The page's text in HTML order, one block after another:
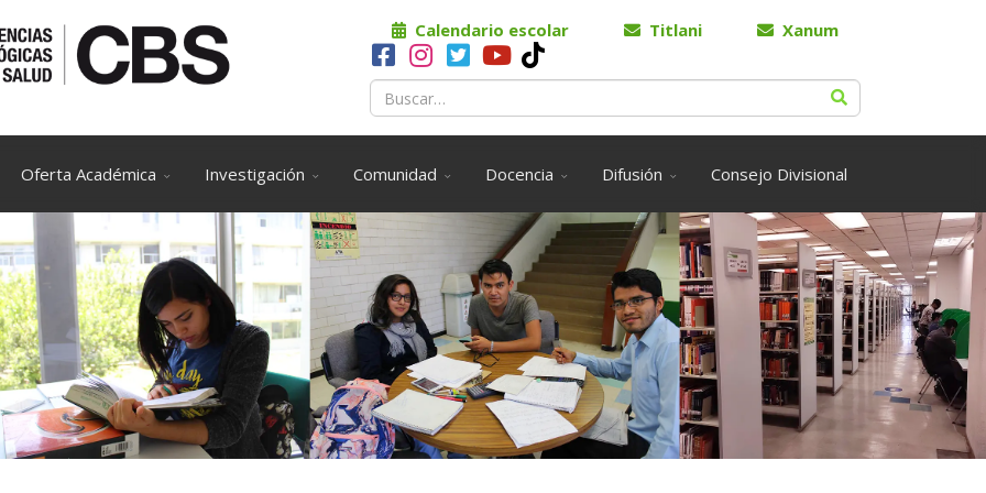
Calendario escolar Titlani Xanum
Oferta Académica Investigación Comunidad Docencia Difusión Consejo Divisional